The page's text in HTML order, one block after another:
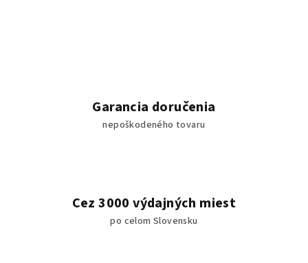
Garancia doručenia
nepoškodeného tovaru
Cez 3000 výdajných miest
po celom Slovensku